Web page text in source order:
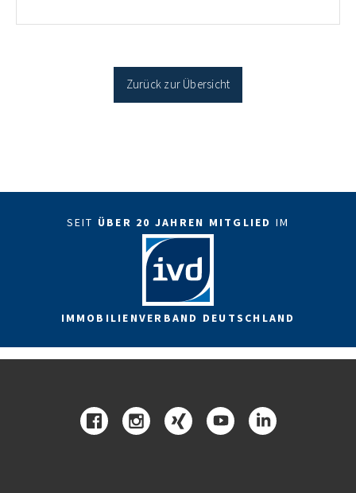
Antragstellende verpflichten sich zu energetischer
Sanierung in Einzelmaßnahmen […]
Zurück zur Übersicht
SEIT ÜBER 20 JAHREN MITGLIED IM
IMMOBILIENVERBAND DEUTSCHLAND